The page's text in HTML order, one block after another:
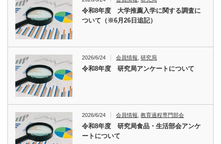
令和8年度 大学推薦入学に関する調査に
ついて（※6月26日追記）
2026/6/24 会員情報 ,研究局
令和8年度 研究局アンケートについて
2026/6/24 会員情報 ,教育過程専門部会
令和8年度 研究局食品・生活部会アンケ
ートについて